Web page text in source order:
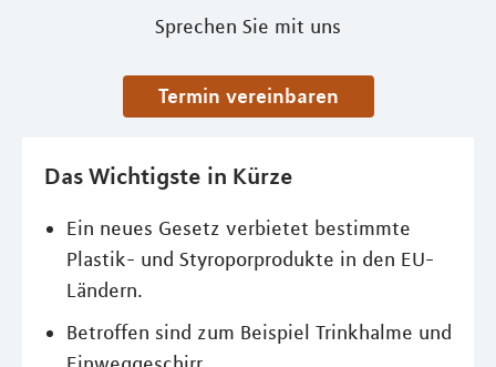
Sprechen Sie mit uns
Termin vereinbaren
Das Wichtigste in Kürze
Ein neues Gesetz verbietet bestimmte
Plastik- und Styroporprodukte in den EU-
Ländern.
Betroffen sind zum Beispiel Trinkhalme und